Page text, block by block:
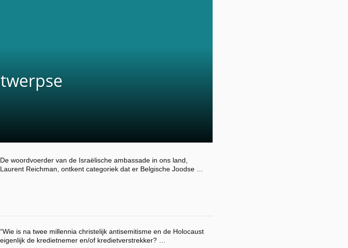
De woordvoerder van de Israëlische ambassade in ons land,
Laurent Reichman, ontkent categoriek dat er Belgische Joodse …
“Wie is na twee millennia christelijk antisemitisme en de Holocaust
eigenlijk de kredietnemer en/of kredietverstrekker? …